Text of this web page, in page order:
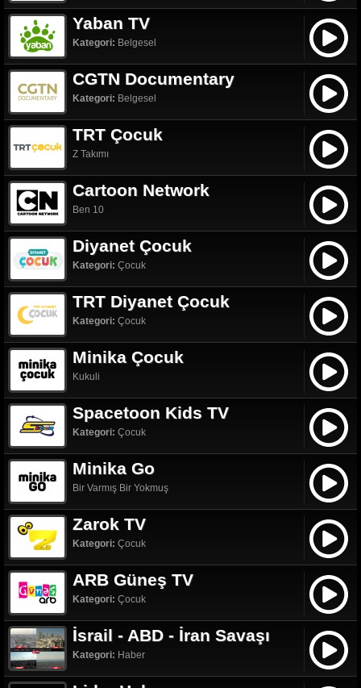
Yaban TV
Kategori: Belgesel
CGTN Documentary
Kategori: Belgesel
TRT Çocuk
Z Takımı
Cartoon Network
Ben 10
Diyanet Çocuk
Kategori: Çocuk
TRT Diyanet Çocuk
Kategori: Çocuk
Minika Çocuk
Kukuli
Spacetoon Kids TV
Kategori: Çocuk
Minika Go
Bir Varmış Bir Yokmuş
Zarok TV
Kategori: Çocuk
ARB Güneş TV
Kategori: Çocuk
İsrail - ABD - İran Savaşı
Kategori: Haber